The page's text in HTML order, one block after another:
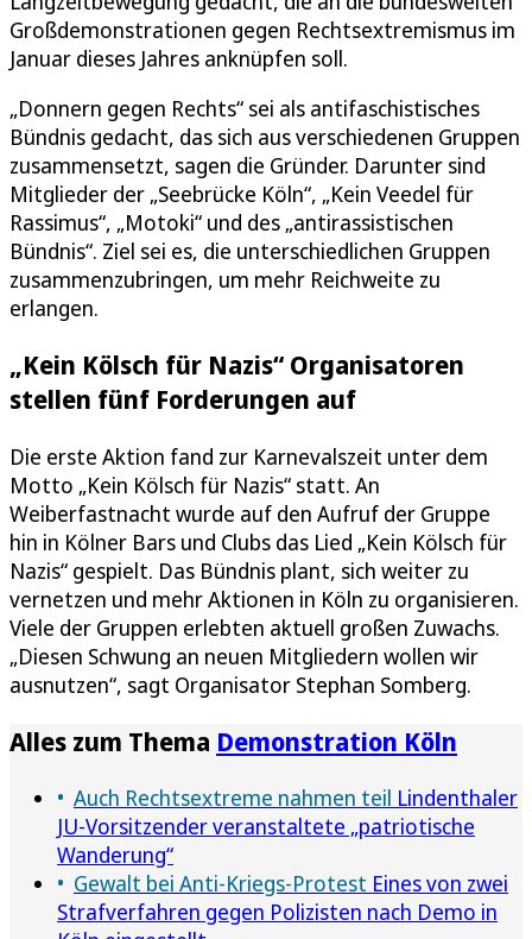
Großdemonstrationen gegen Rechtsextremismus im
Januar dieses Jahres anknüpfen soll.
„Donnern gegen Rechts“ sei als antifaschistisches
Bündnis gedacht, das sich aus verschiedenen Gruppen
zusammensetzt, sagen die Gründer. Darunter sind
Mitglieder der „Seebrücke Köln“, „Kein Veedel für
Rassimus“, „Motoki“ und des „antirassistischen
Bündnis“. Ziel sei es, die unterschiedlichen Gruppen
zusammenzubringen, um mehr Reichweite zu
erlangen.
„Kein Kölsch für Nazis“ Organisatoren
stellen fünf Forderungen auf
Die erste Aktion fand zur Karnevalszeit unter dem
Motto „Kein Kölsch für Nazis“ statt. An
Weiberfastnacht wurde auf den Aufruf der Gruppe
hin in Kölner Bars und Clubs das Lied „Kein Kölsch für
Nazis“ gespielt. Das Bündnis plant, sich weiter zu
vernetzen und mehr Aktionen in Köln zu organisieren.
Viele der Gruppen erlebten aktuell großen Zuwachs.
„Diesen Schwung an neuen Mitgliedern wollen wir
ausnutzen“, sagt Organisator Stephan Somberg.
Alles zum Thema Demonstration Köln
Auch Rechtsextreme nahmen teil Lindenthaler
JU-Vorsitzender veranstaltete „patriotische
Wanderung“
Gewalt bei Anti-Kriegs-Protest Eines von zwei
Strafverfahren gegen Polizisten nach Demo in